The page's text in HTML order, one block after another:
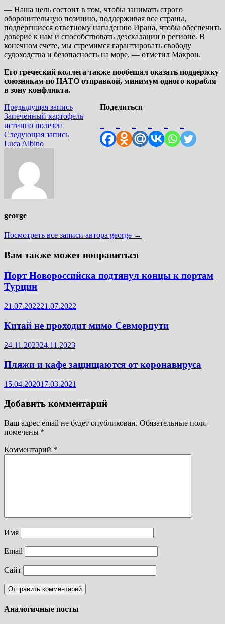
— Наша цель состоит в том, чтобы занимать строго
оборонительную позицию, поддерживая все страны,
подвергшиеся ответному нападению Ирана, чтобы обеспечить
доверие к нам и способствовать деэскалации в регионе. В
конечном счете, мы стремимся гарантировать свободу
судоходства и безопасность на море, — отметил Макрон.
Его греческий коллега также пообещал оказать поддержку
союзникам по НАТО отправкой, минимум одного корабля
в зону конфликта.
Поделиться
Навигация
по
записям
Предыдущая записьПредыдущая
запись:
Запеченный картофель
истинно полезен
Следующая записьСледующая
Luca Albino
george
Посмотреть все записи автора george →
Вам также может понравиться
Порт Новороссийска подтянул концы к портам
Турции
21.07.202221.07.2022
Китай не проходит мимо Севморпути
24.11.202324.11.2023
Пляжи и кафе защищаются от коронавируса
15.04.202017.03.2021
Добавить комментарий
Ваш адрес email не будет опубликован. Обязательные поля
помечены *
Комментарий *
Имя
Email
Сайт
Аналогичные посты